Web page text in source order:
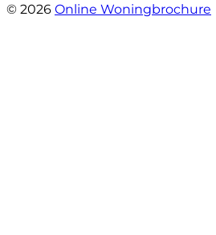
© 2026 Online Woningbrochure